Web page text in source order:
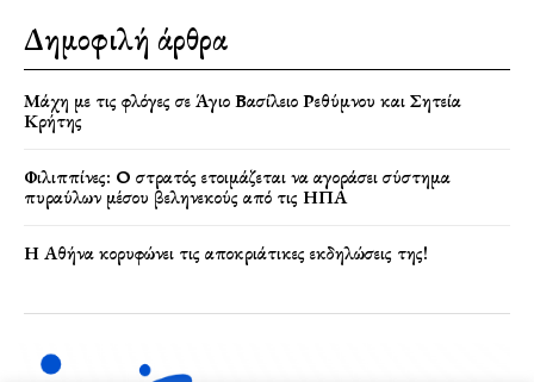
Δημοφιλή άρθρα
Μάχη με τις φλόγες σε Άγιο Βασίλειο Ρεθύμνου και Σητεία
Κρήτης
Φιλιππίνες: Ο στρατός ετοιμάζεται να αγοράσει σύστημα
πυραύλων μέσου βεληνεκούς από τις ΗΠΑ
Η Αθήνα κορυφώνει τις αποκριάτικες εκδηλώσεις της!